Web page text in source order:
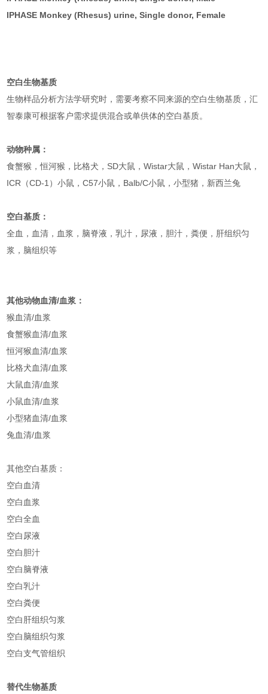
IPHASE Monkey (Rhesus) urine, Single donor, Female
空白生物基质
生物样品分析方法学研究时，需要考察不同来源的空白生物基质，汇
智泰康可根据客户需求提供混合或单供体的空白基质。
动物种属：
食蟹猴，恒河猴，比格犬，SD大鼠，Wistar大鼠，Wistar Han大鼠，
ICR（CD-1）小鼠，C57小鼠，Balb/C小鼠，小型猪，新西兰兔
空白基质：
全血，血清，血浆，脑脊液，乳汁，尿液，胆汁，粪便，肝组织匀
浆，脑组织等
其他动物血清/血浆：
猴血清/血浆
食蟹猴血清/血浆
恒河猴血清/血浆
比格犬血清/血浆
大鼠血清/血浆
小鼠血清/血浆
小型猪血清/血浆
兔血清/血浆
其他空白基质：
空白血清
空白血浆
空白全血
空白尿液
空白胆汁
空白脑脊液
空白乳汁
空白粪便
空白肝组织匀浆
空白脑组织匀浆
空白支气管组织
替代生物基质